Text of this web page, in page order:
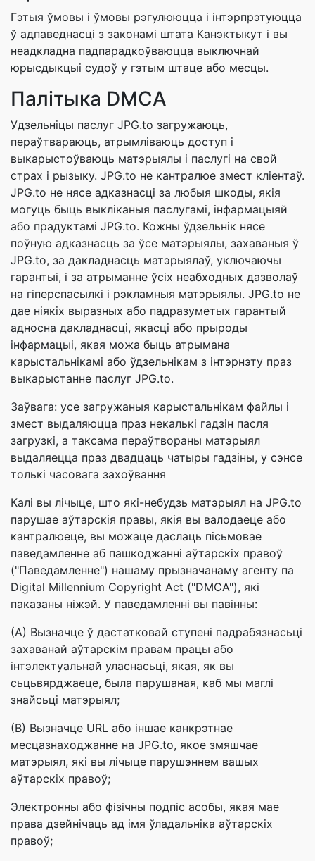
Гэтыя ўмовы і ўмовы рэгулююцца і інтэрпрэтуюцца
ў адпаведнасці з законамі штата Канэктыкут і вы
неадкладна падпарадкоўваюцца выключнай
юрысдыкцыі судоў у гэтым штаце або месцы.
Палітыка DMCA
Удзельніцы паслуг JPG.to загружаюць,
пераўтвараюць, атрымліваюць доступ і
выкарыстоўваюць матэрыялы і паслугі на свой
страх і рызыку. JPG.to не кантралюе змест кліентаў.
JPG.to не нясе адказнасці за любыя шкоды, якія
могуць быць выкліканыя паслугамі, інфармацыяй
або прадуктамі JPG.to. Кожны ўдзельнік нясе
поўную адказнасць за ўсе матэрыялы, захаваныя ў
JPG.to, за дакладнасць матэрыялаў, уключаючы
гарантыі, і за атрыманне ўсіх неабходных дазволаў
на гіперспасылкі і рэкламныя матэрыялы. JPG.to не
дае ніякіх выразных або падразуметых гарантый
адносна дакладнасці, якасці або прыроды
інфармацыі, якая можа быць атрымана
карыстальнікамі або ўдзельнікам з інтэрнэту праз
выкарыстанне паслуг JPG.to.
Заўвага: усе загружаныя карыстальнікам файлы і
змест выдаляюцца праз некалькі гадзін пасля
загрузкі, а таксама пераўтвораны матэрыял
выдаляецца праз двадцаць чатыры гадзіны, у сэнсе
толькі часовага захоўвання
Калі вы лічыце, што які-небудзь матэрыял на JPG.to
парушае аўтарскія правы, якія вы валодаеце або
кантралюеце, вы можаце даслаць пісьмовае
паведамленне аб пашкоджанні аўтарскіх правоў
("Паведамленне") нашаму прызначанаму агенту па
Digital Millennium Copyright Act ("DMCA"), які
паказаны ніжэй. У паведамленні вы павінны:
(A) Вызначце ў дастатковай ступені падрабязнасьці
захаванай аўтарскім правам працы або
інтэлектуальнай уласнасьці, якая, як вы
сьцьвярджаеце, была парушаная, каб мы маглі
знайсьці матэрыял;
(B) Вызначце URL або іншае канкрэтнае
месцазнаходжанне на JPG.to, якое змяшчае
матэрыял, які вы лічыце парушэннем вашых
аўтарскіх правоў;
Электронны або фізічны подпіс асобы, якая мае
права дзейнічаць ад імя ўладальніка аўтарскіх
правоў;